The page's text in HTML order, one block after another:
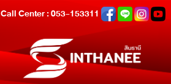
Call Center : 053-153311